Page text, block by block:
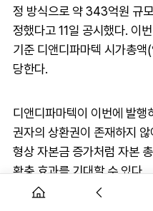
정 방식으로 약 343억원 규
정했다고 11일 공시했다. 이
기준 디앤디파마텍 시가총
당한다.
디앤디파마텍이 이번에 발
권자의 상환권이 존재하지
형상 자본금 증가처럼 자본
확충 효과를 기대할 수 있다.
이번 CB의 표면 이자율은